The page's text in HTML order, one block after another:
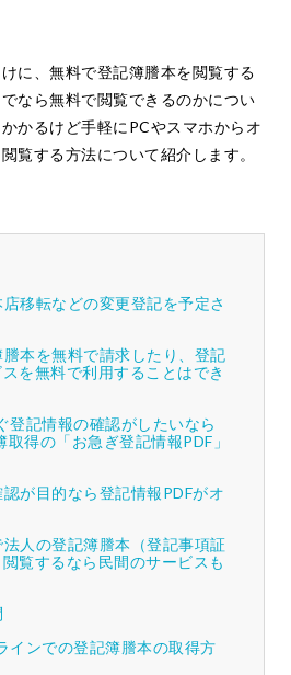
に、無料で登記簿謄本を閲覧する
なら無料で閲覧できるのかについ
かるけど手軽にPCやスマホからオ
覧する方法について紹介します。
移転などの変更登記を予定さ
本を無料で請求したり、登記
を無料で利用することはでき
登記情報の確認がしたいなら
取得の「お急ぎ登記情報PDF」
が目的なら登記情報PDFがオ
人の登記簿謄本（登記事項証
覧するなら民間のサービスも
インでの登記簿謄本の取得方